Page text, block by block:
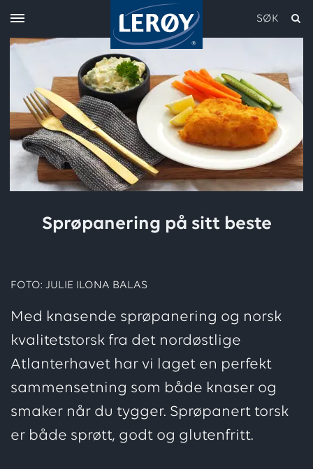
SØK
Sprøpanering på sitt beste
FOTO: JULIE ILONA BALAS
Med knasende sprøpanering og norsk
kvalitetstorsk fra det nordøstlige
Atlanterhavet har vi laget en perfekt
sammensetning som både knaser og
smaker når du tygger. Sprøpanert torsk
er både sprøtt, godt og glutenfritt.